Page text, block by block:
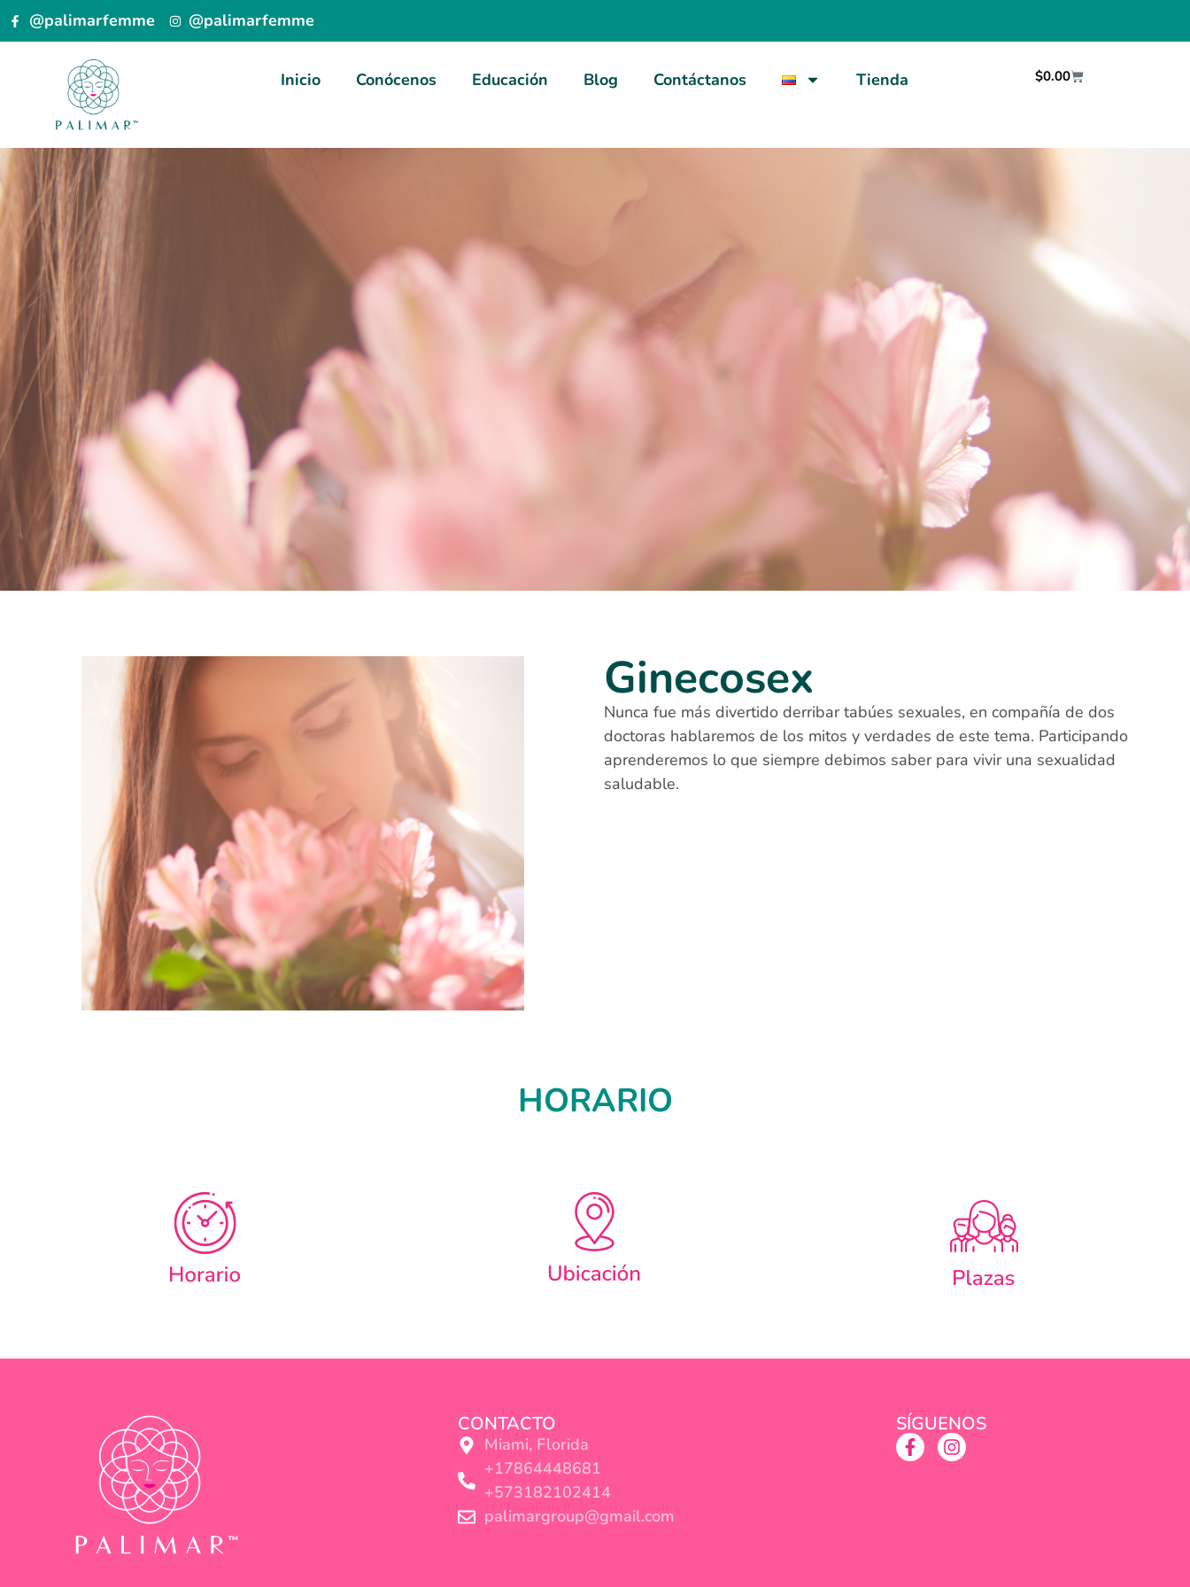
@palimarfemme @palimarfemme
Inicio Conócenos Educación Blog Contáctanos Tienda $0.00
Ginecosex
Nunca fue más divertido derribar tabúes sexuales, en compañía de dos
doctoras hablaremos de los mitos y verdades de este tema. Participando
aprenderemos lo que siempre debimos saber para vivir una sexualidad
saludable.
HORARIO
CONTACTO
Miami, Florida
+17864448681
+573182102414
palimargroup@gmail.com
SÍGUENOS